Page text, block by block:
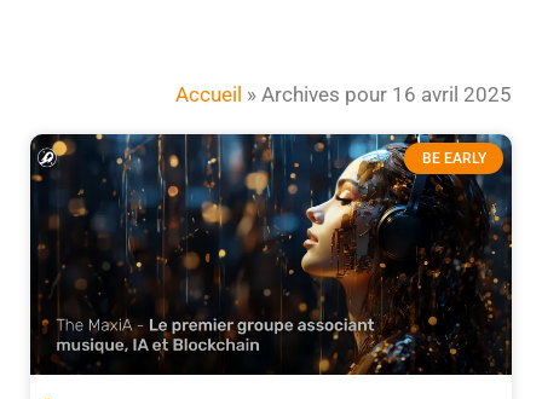
Accueil » Archives pour 16 avril 2025
BE EARLY